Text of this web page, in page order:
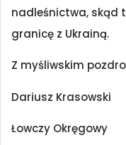
nadleśnictwa, skąd
granicę z Ukrainą.
Z myśliwskim
Dariusz Krasowski
Łowczy Okręgowy